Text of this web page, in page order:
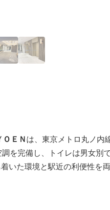
ＥＮは、東京メトロ丸ノ内
を完備し、トイレは男女
いた環境と駅近の利便性を両